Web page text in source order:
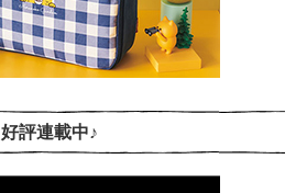
好評連載中♪